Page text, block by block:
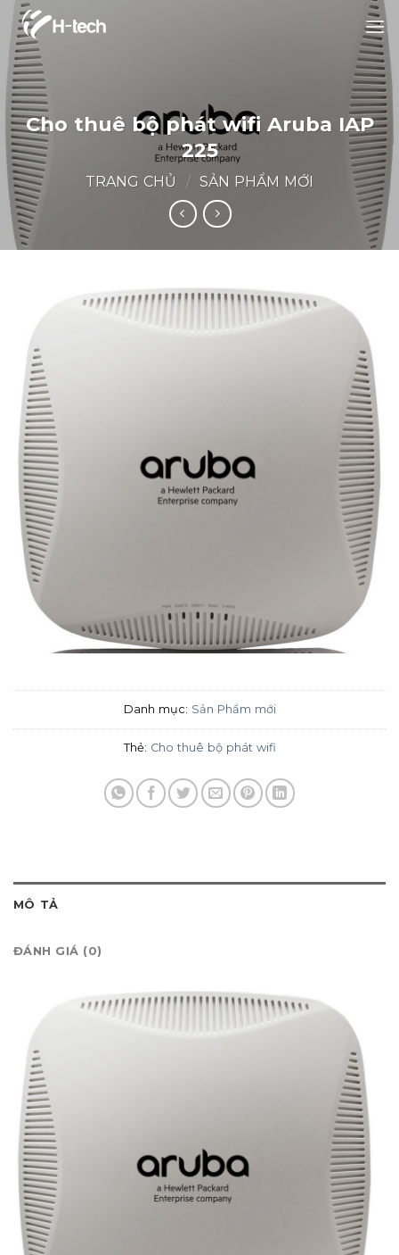
qua
nội
dung
Cho thuê bộ phát wifi Aruba IAP
225
TRANG CHỦ / SẢN PHẨM MỚI
Danh mục: Sản Phẩm mới
Thẻ: Cho thuê bộ phát wifi
MÔ TẢ
ĐÁNH GIÁ (0)